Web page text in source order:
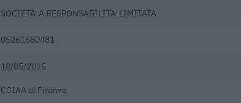
SOCIETA' A RESPONSABILITA' LIMITATA
05261680481
18/05/2015
CCIAA di Firenze